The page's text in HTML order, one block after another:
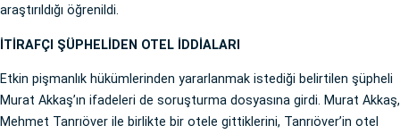
araştırıldığı öğrenildi.
İTİRAFÇI ŞÜPHELİDEN OTEL İDDİALARI
Etkin pişmanlık hükümlerinden yararlanmak istediği belirtilen şüpheli
Murat Akkaş’ın ifadeleri de soruşturma dosyasına girdi. Murat Akkaş,
Mehmet Tanrıöver ile birlikte bir otele gittiklerini, Tanrıöver’in otel